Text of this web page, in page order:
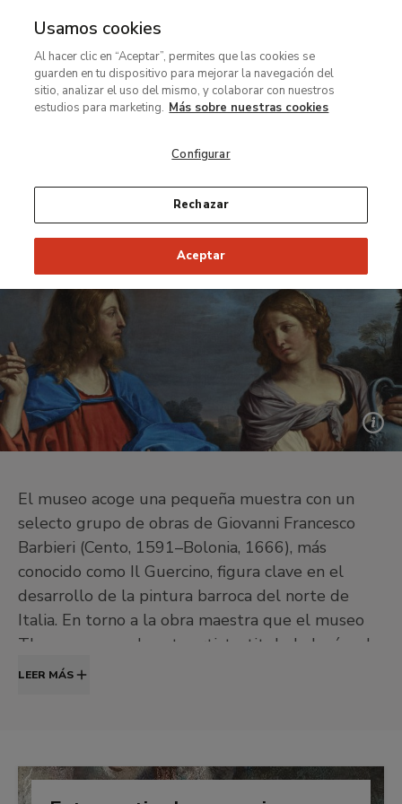
MENÚ
contenido
principal
Exposición de pequeño formato
Guercino y sus
heroínas bíblicas
Del 16 de marzo al 14 de junio de 2026
El museo acoge una pequeña muestra con un
selecto grupo de obras de Giovanni Francesco
Barbieri (Cento, 1591–Bolonia, 1666), más
conocido como Il Guercino, figura clave en el
desarrollo de la pintura barroca del norte de
Italia. En torno a la obra maestra que el museo
Thyssen posee de este artista, titulada Jesús y la
samaritana en el pozo (hacia 1640–1641), se
que se cuenta, además, con préstamos de otras
instituciones.
LEER MÁS
Usamos cookies
Al hacer clic en “Aceptar”, permites que las cookies se
guarden en tu dispositivo para mejorar la navegación del
sitio, analizar el uso del mismo, y colaborar con nuestros
estudios para marketing. Más sobre nuestras cookies
Configurar
Rechazar
Aceptar